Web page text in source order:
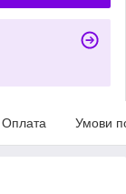
Оплата Умови